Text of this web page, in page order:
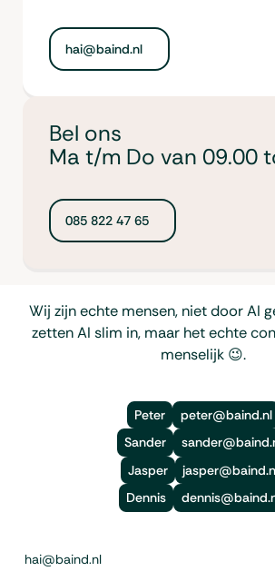
hai@baind.nl
Bel ons
Ma t/m Do van 09.00
085 822 47 65
Wij zijn echte mensen, niet door AI
zetten AI slim in, maar het echte
menselijk 😉.
Peter
peter@baind.nl
Sander
Jasper
Dennis
Footer
hai@baind.nl